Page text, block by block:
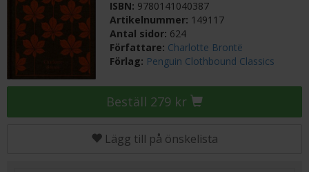
ISBN: 9780141040387
Artikelnummer: 149117
Antal sidor: 624
Författare: Charlotte Brontë
Förlag: Penguin Clothbound Classics
Beställ 279 kr
Lägg till på önskelista